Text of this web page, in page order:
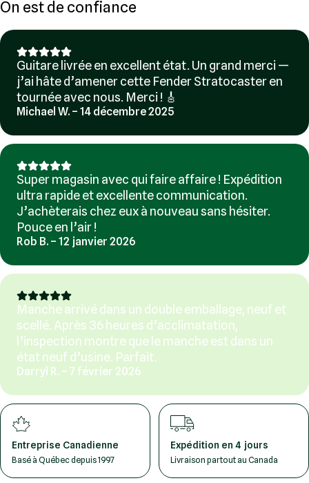
On est de confiance
Guitare livrée en excellent état. Un grand merci —
j’ai hâte d’amener cette Fender Stratocaster en
tournée avec nous. Merci ! 🎸
Michael W. – 14 décembre 2025
Super magasin avec qui faire affaire ! Expédition
ultra rapide et excellente communication.
J’achèterais chez eux à nouveau sans hésiter.
Pouce en l’air !
Rob B. – 12 janvier 2026
Manche arrivé dans un double emballage, neuf et
scellé. Après 36 heures d’acclimatation,
l’inspection montre que le manche est dans un
état neuf d’usine. Parfait.
Darryl R. – 7 février 2026
Entreprise Canadienne
Basé à Québec depuis 1997
Expédition en 4 jours
Livraison partout au Canada